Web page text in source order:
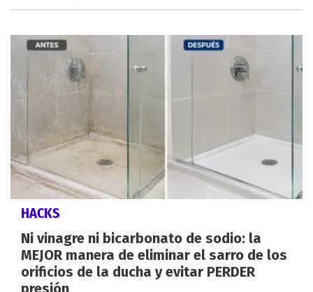
HACKS
Ni vinagre ni bicarbonato de sodio: la
MEJOR manera de eliminar el sarro de los
orificios de la ducha y evitar PERDER